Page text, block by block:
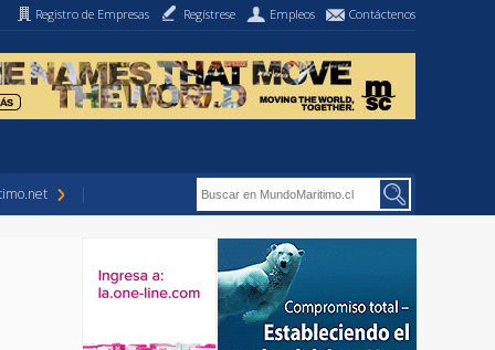
Registro de Empresas Regístrese Empleos Contáctenos